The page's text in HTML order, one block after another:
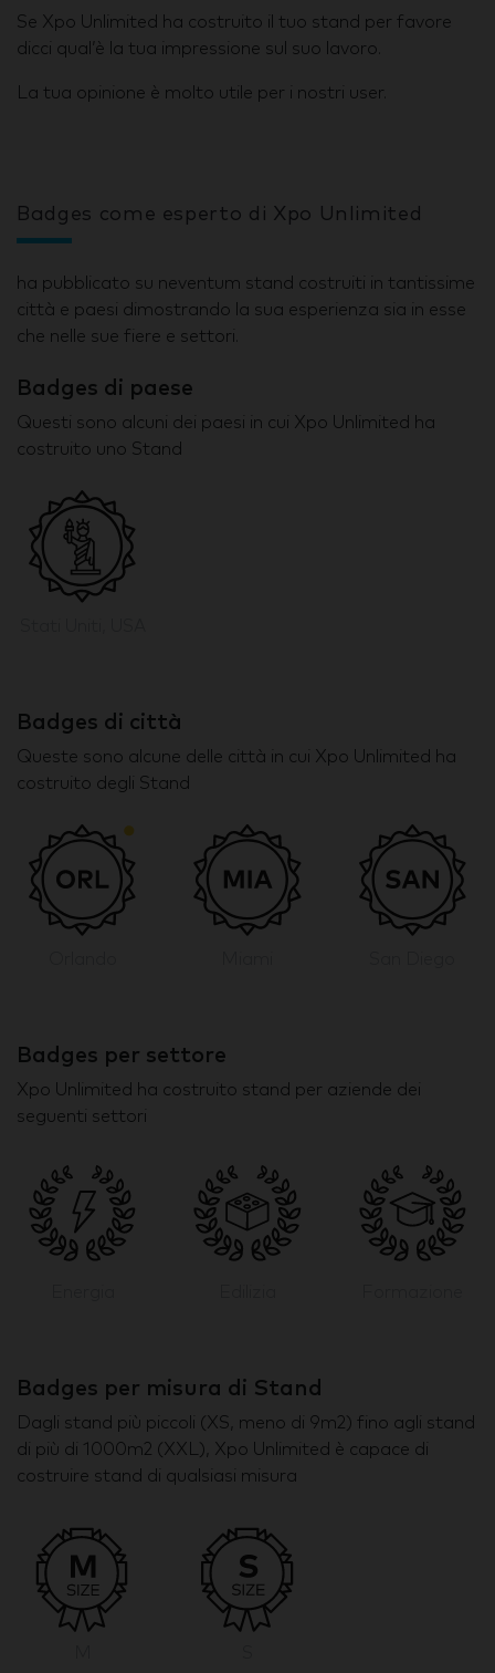
Se Xpo Unlimited ha costruito il tuo stand per favore
dicci qual’è la tua impressione sul suo lavoro.
La tua opinione è molto utile per i nostri user.
Badges come esperto di Xpo Unlimited
ha pubblicato su neventum stand costruiti in tantissime
città e paesi dimostrando la sua esperienza sia in esse
che nelle sue fiere e settori.
Badges di paese
Questi sono alcuni dei paesi in cui Xpo Unlimited ha
costruito uno Stand
Badges di città
Queste sono alcune delle città in cui Xpo Unlimited ha
costruito degli Stand
Badges per settore
Xpo Unlimited ha costruito stand per aziende dei
seguenti settori
Badges per misura di Stand
Dagli stand più piccoli (XS, meno di 9m2) fino agli stand
di più di 1000m2 (XXL), Xpo Unlimited è capace di
costruire stand di qualsiasi misura